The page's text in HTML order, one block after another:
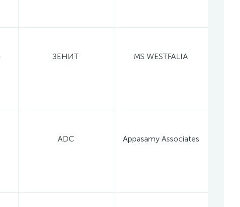
ЗЕНИТ MS WESTFALIA
ADC Appasamy Associates